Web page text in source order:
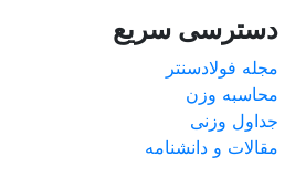
دسترسی سریع
مجله فولادسنتر
محاسبه وزن
جداول وزنی
مقالات و دانشنامه